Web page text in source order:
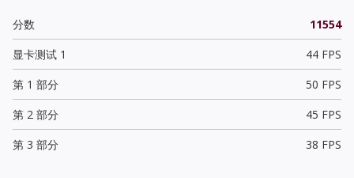
分数
11554
显卡测试 1
44 FPS
第 1 部分
50 FPS
第 2 部分
45 FPS
第 3 部分
38 FPS